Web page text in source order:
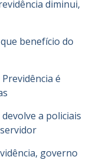
diminui,
benefício do
é
a policiais
governo